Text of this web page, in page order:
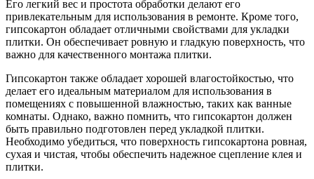
Его легкий вес и простота обработки делают его
привлекательным для использования в ремонте. Кроме того,
гипсокартон обладает отличными свойствами для укладки
плитки. Он обеспечивает ровную и гладкую поверхность, что
важно для качественного монтажа плитки.
Гипсокартон также обладает хорошей влагостойкостью, что
делает его идеальным материалом для использования в
помещениях с повышенной влажностью, таких как ванные
комнаты. Однако, важно помнить, что гипсокартон должен
быть правильно подготовлен перед укладкой плитки.
Необходимо убедиться, что поверхность гипсокартона ровная,
сухая и чистая, чтобы обеспечить надежное сцепление клея и
плитки.